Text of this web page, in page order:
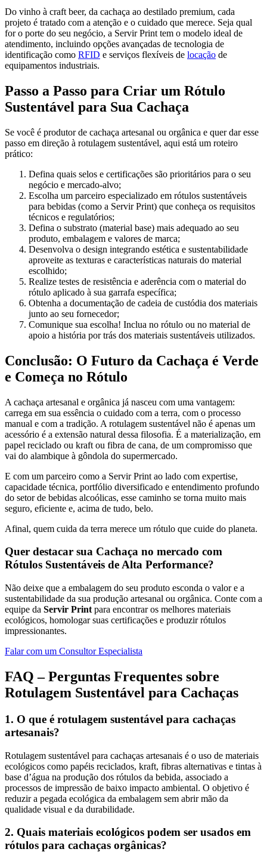
Do vinho à craft beer, da cachaça ao destilado premium, cada
projeto é tratado com a atenção e o cuidado que merece. Seja qual
for o porte do seu negócio, a Servir Print tem o modelo ideal de
atendimento, incluindo opções avançadas de tecnologia de
identificação como RFID e serviços flexíveis de locação de
equipamentos industriais.
Passo a Passo para Criar um Rótulo
Sustentável para Sua Cachaça
Se você é produtor de cachaça artesanal ou orgânica e quer dar esse
passo em direção à rotulagem sustentável, aqui está um roteiro
prático:
Defina quais selos e certificações são prioritários para o seu
negócio e mercado-alvo;
Escolha um parceiro especializado em rótulos sustentáveis
para bebidas (como a Servir Print) que conheça os requisitos
técnicos e regulatórios;
Defina o substrato (material base) mais adequado ao seu
produto, embalagem e valores de marca;
Desenvolva o design integrando estética e sustentabilidade
aproveite as texturas e características naturais do material
escolhido;
Realize testes de resistência e aderência com o material do
rótulo aplicado à sua garrafa específica;
Obtenha a documentação de cadeia de custódia dos materiais
junto ao seu fornecedor;
Comunique sua escolha! Inclua no rótulo ou no material de
apoio a história por trás dos materiais sustentáveis utilizados.
Conclusão: O Futuro da Cachaça é Verde
e Começa no Rótulo
A cachaça artesanal e orgânica já nasceu com uma vantagem:
carrega em sua essência o cuidado com a terra, com o processo
manual e com a tradição. A rotulagem sustentável não é apenas um
acessório é a extensão natural dessa filosofia. É a materialização, em
papel reciclado ou kraft ou fibra de cana, de um compromisso que
vai do alambique à gôndola do supermercado.
E com um parceiro como a Servir Print ao lado com expertise,
capacidade técnica, portfólio diversificado e entendimento profundo
do setor de bebidas alcoólicas, esse caminho se torna muito mais
seguro, eficiente e, acima de tudo, belo.
Afinal, quem cuida da terra merece um rótulo que cuide do planeta.
Quer destacar sua Cachaça no mercado com
Rótulos Sustentáveis de Alta Performance?
Não deixe que a embalagem do seu produto esconda o valor e a
sustentabilidade da sua produção artesanal ou orgânica. Conte com a
equipe da Servir Print para encontrar os melhores materiais
ecológicos, homologar suas certificações e produzir rótulos
impressionantes.
Falar com um Consultor Especialista
FAQ – Perguntas Frequentes sobre
Rotulagem Sustentável para Cachaças
1. O que é rotulagem sustentável para cachaças
artesanais?
Rotulagem sustentável para cachaças artesanais é o uso de materiais
ecológicos como papéis reciclados, kraft, fibras alternativas e tintas à
base d’água na produção dos rótulos da bebida, associado a
processos de impressão de baixo impacto ambiental. O objetivo é
reduzir a pegada ecológica da embalagem sem abrir mão da
qualidade visual e da durabilidade.
2. Quais materiais ecológicos podem ser usados em
rótulos para cachaças orgânicas?